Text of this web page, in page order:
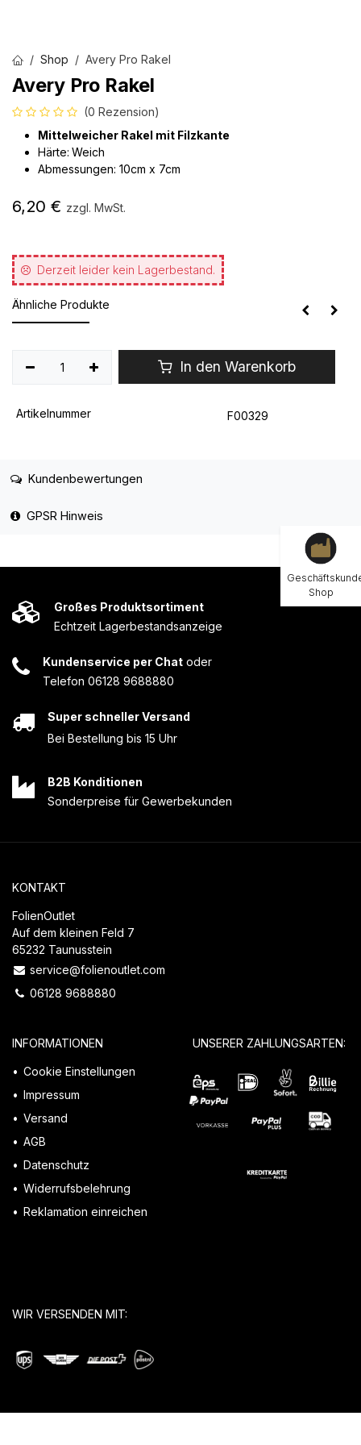
Shop Avery Pro Rakel
Avery Pro Rakel
(0 Rezension)
Mittelweicher Rakel mit Filzkante
Härte: Weich
Abmessungen: 10cm x 7cm
6,20 € zzgl. MwSt.
Derzeit leider kein Lagerbestand.
Ähnliche Produkte
In den Warenkorb
Artikelnummer F00329
Kundenbewertungen
GPSR Hinweis
Großes Produktsortiment
Echtzeit Lagerbestandsanzeige
Kundenservice per Chat oder
Telefon 06128 9688880
Super schneller Versand
Bei Bestellung bis 15 Uhr
B2B Konditionen
Sonderpreise für Gewerbekunden
KONTAKT
FolienOutlet
Auf dem kleinen Feld 7
65232 Taunusstein
service@folienoutlet.com
06128 9688880
INFORMATIONEN
Cookie Einstellungen
Impressum
Versand
AGB
Datenschutz
Widerrufsbelehrung
Reklamation einreichen
UNSERER ZAHLUNGSARTEN:
WIR VERSENDEN MIT:
Shop